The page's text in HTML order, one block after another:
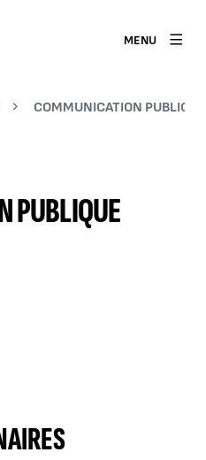
MENU
COMMUNICATION PUBLIQUE
PUBLIQUE